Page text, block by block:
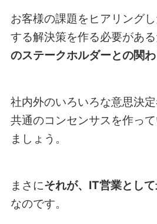
お客様の課題をヒアリング
する解決策を作る必要がある
のステークホルダーとの関
社内外のいろいろな意思決定
共通のコンセンサスを作っ
ましょう。
まさにそれが、IT営業とし
なのです。